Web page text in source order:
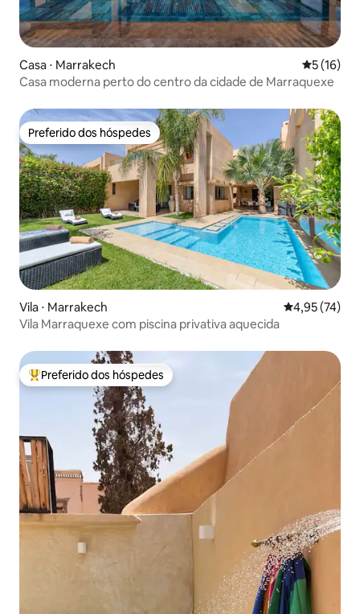
Casa ⋅ Marrakech 5 de uma
5 (16)
Casa moderna perto do centro da cidade de Marraquexe
Preferido dos hóspedes
Preferido dos hóspedes
Vila ⋅ Marrakech 4,95 de uma
4,95 (74)
Vila Marraquexe com piscina privativa aquecida
Entre os melhores preferidos dos hóspedes
Preferido dos hóspedes